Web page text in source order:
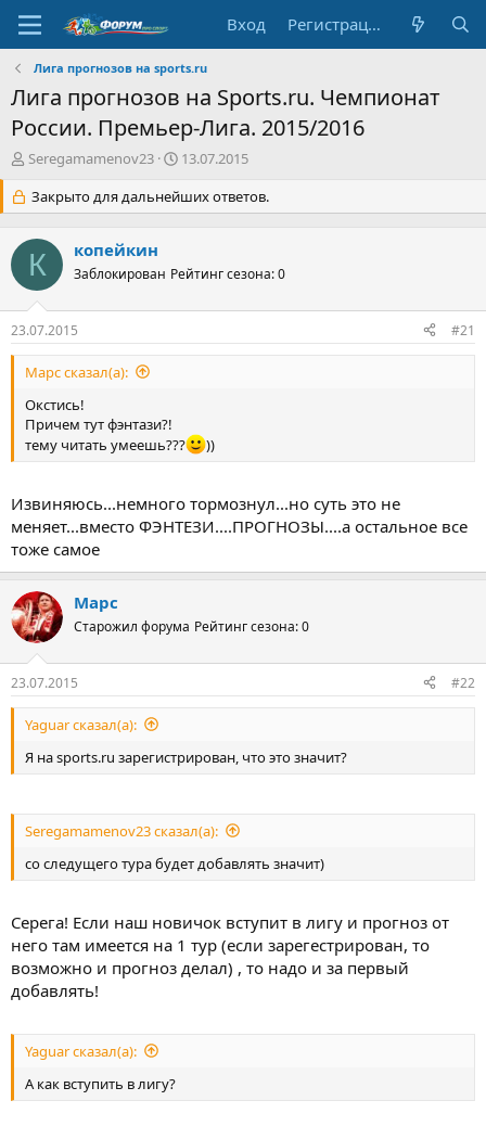
Вход Регистрация
Лига прогнозов на sports.ru
Лига прогнозов на Sports.ru. Чемпионат
России. Премьер-Лига. 2015/2016
А
т
о
р
т
е
м
ы
Seregamamenov23
Д
т
а
ч
л
13.07.2015
Закрыто для дальнейших ответов.
К копейкин
Заблокирован Рейтинг сезона: 0
23.07.2015 #21
Марс сказал(а):
Окстись!
Причем тут фэнтази?!
тему читать умеешь???
))
Извиняюсь...немного тормознул...но суть это не
меняет...вместо ФЭНТЕЗИ....ПРОГНОЗЫ....а остальное все
тоже самое
Марс
Старожил форума Рейтинг сезона: 0
23.07.2015 #22
Yaguar сказал(а):
Я на sports.ru зарегистрирован, что это значит?
Seregamamenov23 сказал(а):
со следущего тура будет добавлять значит)
Серега! Если наш новичок вступит в лигу и прогноз от
него там имеется на 1 тур (если зарегестрирован, то
возможно и прогноз делал) , то надо и за первый
добавлять!
Yaguar сказал(а):
А как вступить в лигу?